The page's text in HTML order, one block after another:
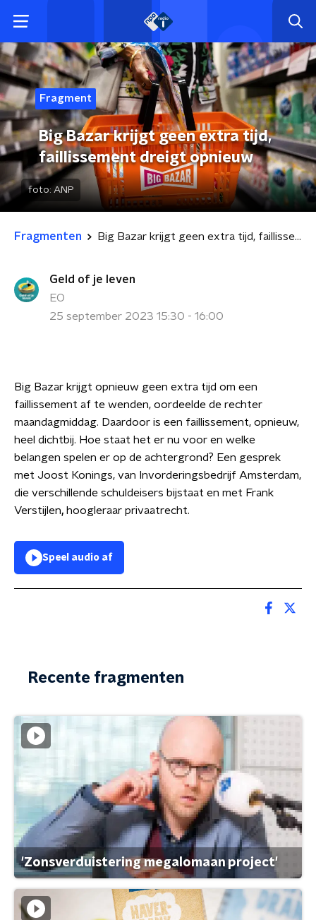
Fragment
Big Bazar krijgt geen extra tijd,
faillissement dreigt opnieuw
foto: ANP
Fragmenten Big Bazar krijgt geen extra tijd, faillissement dreigt opnieuw
Geld of je leven
EO
25 september 2023 15:30 - 16:00
Big Bazar krijgt opnieuw geen extra tijd om een
faillissement af te wenden, oordeelde de rechter
maandagmiddag. Daardoor is een faillissement, opnieuw,
heel dichtbij. Hoe staat het er nu voor en welke
belangen spelen er op de achtergrond? Een gesprek
met Joost Konings, van Invorderingsbedrijf Amsterdam,
die verschillende schuldeisers bijstaat en met Frank
Verstijlen, hoogleraar privaatrecht.
Speel audio af
Recente fragmenten
'Zonsverduistering megalomaan project'